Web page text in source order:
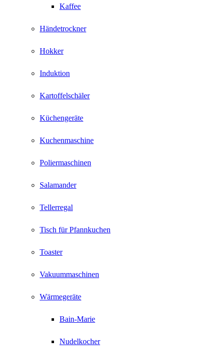
Kaffee
Händetrockner
Hokker
Induktion
Kartoffelschäler
Küchengeräte
Kuchenmaschine
Poliermaschinen
Salamander
Tellerregal
Tisch für Pfannkuchen
Toaster
Vakuummaschinen
Wärmegeräte
Bain-Marie
Nudelkocher